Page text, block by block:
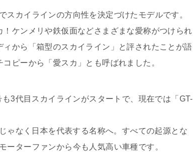
カイラインの方向性を決定づけたモデルです。
ケンメリや鉄仮面などさまざまな愛称がつけられ
から「箱型のスカイライン」と評されたことが語
ピーから「愛スカ」とも呼ばれました。
3代目スカイラインがスタートで、現在では「GT-
ゃなく日本を代表する名称へ。すべての起源とな
ーターファンから今も人気高い車種です。